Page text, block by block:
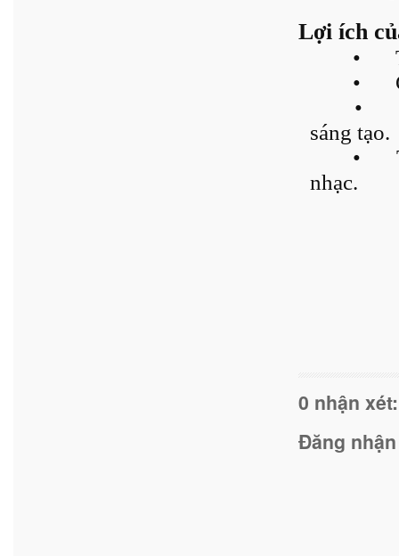
Lợi ích
•
•
•
sáng tạo.
•
nhạc.
0 nhận xét:
Đăng